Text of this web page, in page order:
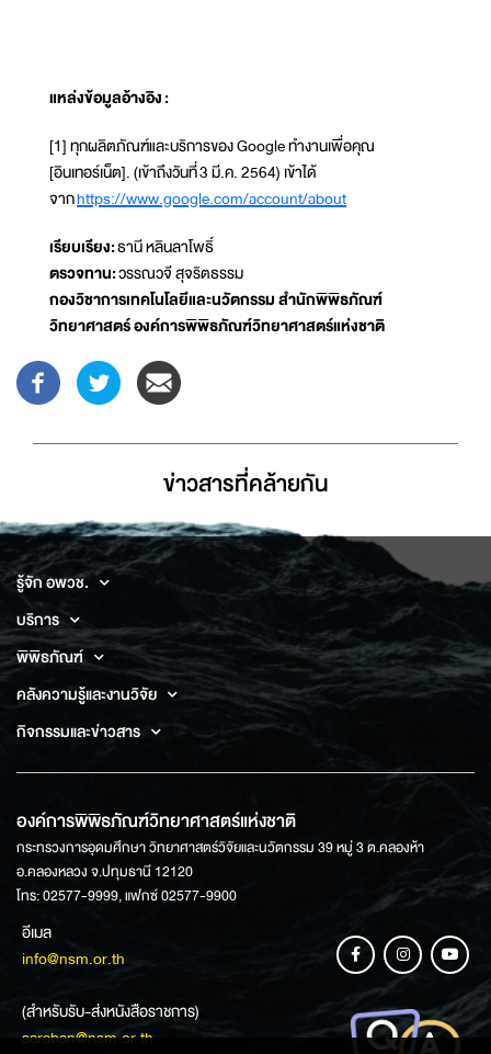
แหล่งข้อมูลอ้างอิง :
[1] ทุกผลิตภัณฑ์และบริการของ Google ทำงานเพื่อคุณ
[อินเทอร์เน็ต]. (เข้าถึงวันที่ 3 มี.ค. 2564) เข้าได้
จากhttps://www.google.com/account/about
เรียบเรียง:ธานี หลินลาโพธิ์
ตรวจทาน:วรรณวจี สุจริตธรรม
กองวิชาการเทคโนโลยีและนวัตกรรม สำนักพิพิธภัณฑ์
วิทยาศาสตร์ องค์การพิพิธภัณฑ์วิทยาศาสตร์แห่งชาติ
ข่าวสารที่่คล้ายกัน
รู้จัก อพวช.
บริการ
พิพิธภัณฑ์
คลังความรู้และงานวิจัย
กิจกรรมและข่าวสาร
องค์การพิพิธภัณฑ์วิทยาศาสตร์แห่งชาติ
กระทรวงการอุดมศึกษา วิทยาศาสตร์วิจัยและนวัตกรรม 39 หมู่ 3 ต.คลองห้า
อ.คลองหลวง จ.ปทุมธานี 12120
โทร: 02577-9999, แฟกซ์ 02577-9900
อีเมล
info@nsm.or.th
(สำหรับรับ-ส่งหนังสือราชการ)
saraban@nsm.or.th